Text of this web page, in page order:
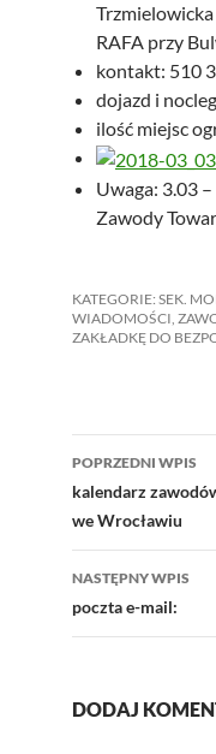
RAFA przy
kontakt: 510
dojazd i
ilość miejsc
Uwaga: 3.03
Zawody
KATEGORIE: SEK.
WIADOMOŚCI
ZAKŁADKĘ DO
Nawigacja
wpisu
POPRZEDNI WPIS
kalendarz
we Wrocławiu
NASTĘPNY WPIS
poczta e-mail:
DODAJ